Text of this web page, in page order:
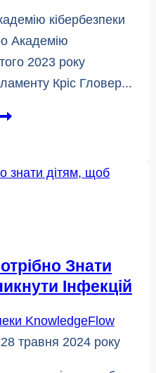
кібербезпеки
Академію
2023 року
Кріс Гловер...
Знати
Інфекцій
KnowledgeFlow
28 травня 2024 року